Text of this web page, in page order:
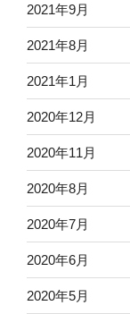
2021年9月
2021年8月
2021年1月
2020年12月
2020年11月
2020年8月
2020年7月
2020年6月
2020年5月